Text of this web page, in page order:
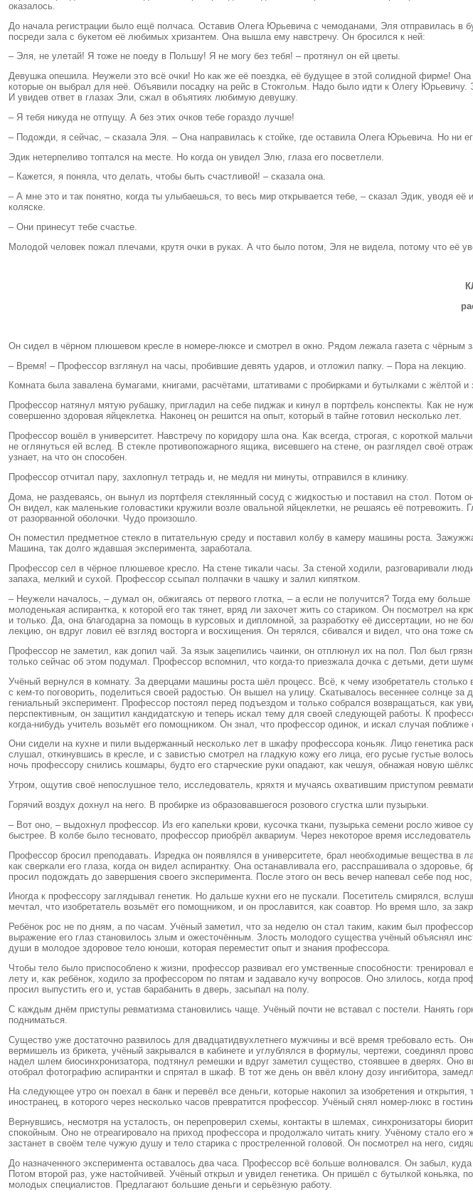
оказалось.
До начала регистрации было ещё полчаса. Оставив Олега Юрьевича с чемоданами, Эля отправилась в
посреди зала с букетом её любимых хризантем. Она вышла ему навстречу. Он бросился к ней:
– Эля, не улетай! Я тоже не поеду в Польшу! Я не могу без тебя! – протянул он ей цветы.
Девушка опешила. Неужели это всё очки! Но как же её поездка, её будущее в этой солидной фирме!
которые он выбрал для неё. Объявили посадку на рейс в Стокгольм. Надо было идти к Олегу
И увидев ответ в глазах Эли, сжал в объятиях любимую девушку.
– Я тебя никуда не отпущу. А без этих очков тебе гораздо лучше!
– Подожди, я сейчас, – сказала Эля. – Она направилась к стойке, где оставила Олега Юрьевича. Но ни
Эдик нетерпеливо топтался на месте. Но когда он увидел Элю, глаза его посветлели.
– Кажется, я поняла, что делать, чтобы быть счастливой! – сказала она.
– А мне это и так понятно, когда ты улыбаешься, то весь мир открывается тебе, – сказал Эдик, уводя
коляске.
– Они принесут тебе счастье.
Молодой человек пожал плечами, крутя очки в руках. А что было потом, Эля не видела, потому что её
Он сидел в чёрном плюшевом кресле в номере-люксе и смотрел в окно. Рядом лежала газета с чёрным
– Время! – Профессор взглянул на часы, пробившие девять ударов, и отложил папку. – Пора на лекцию.
Комната была завалена бумагами, книгами, расчётами, штативами с пробирками и бутылками с жёлтой и
Профессор натянул мятую рубашку, пригладил на себе пиджак и кинул в портфель конспекты. Как не
совершенно здоровая яйцеклетка. Наконец он решится на опыт, который в тайне готовил несколько лет.
Профессор вошёл в университет. Навстречу по коридору шла она. Как всегда, строгая, с короткой
не оглянуться ей вслед. В стекле противопожарного ящика, висевшего на стене, он разглядел своё
узнает, на что он способен.
Профессор отчитал пару, захлопнул тетрадь и, не медля ни минуты, отправился в клинику.
Дома, не раздеваясь, он вынул из портфеля стеклянный сосуд с жидкостью и поставил на стол. Потом
Он видел, как маленькие головастики кружили возле овальной яйцеклетки, не решаясь её
от разорванной оболочки. Чудо произошло.
Он поместил предметное стекло в питательную среду и поставил колбу в камеру машины роста.
Машина, так долго ждавшая эксперимента, заработала.
Профессор сел в чёрное плюшевое кресло. На стене тикали часы. За стеной ходили, разговаривали
запаха, мелкий и сухой. Профессор ссыпал полпачки в чашку и залил кипятком.
– Неужели началось, – думал он, обжигаясь от первого глотка, – а если не получится? Тогда ему
молоденькая аспирантка, к которой его так тянет, вряд ли захочет жить со стариком. Он посмотрел
и только. Да, она благодарна за помощь в курсовых и дипломной, за разработку её диссертации, но не
лекцию, он вдруг ловил её взгляд восторга и восхищения. Он терялся, сбивался и видел, что она тоже
Профессор не заметил, как допил чай. За язык зацепились чаинки, он отплюнул их на пол. Пол был
только сейчас об этом подумал. Профессор вспомнил, что когда-то приезжала дочка с детьми, дети
Учёный вернулся в комнату. За дверцами машины роста шёл процесс. Всё, к чему изобретатель
с кем-то поговорить, поделиться своей радостью. Он вышел на улицу. Скатывалось весеннее солнце
гениальный эксперимент. Профессор постоял перед подъездом и только собрался возвращаться, как
перспективным, он защитил кандидатскую и теперь искал тему для своей следующей работы. К
когда-нибудь учитель возьмёт его помощником. Он знал, что профессор одинок, и искал случая поближе
Они сидели на кухне и пили выдержанный несколько лет в шкафу профессора коньяк. Лицо генетика
слушал, откинувшись в кресле, и с завистью смотрел на гладкую кожу его лица, его русые густые
ночь профессору снились кошмары, будто его старческие руки опадают, как чешуя, обнажая новую
Утром, ощутив своё непослушное тело, исследователь, кряхтя и мучаясь охватившим приступом
Горячий воздух дохнул на него. В пробирке из образовавшегося розового сгустка шли пузырьки.
– Вот оно, – выдохнул профессор. Из его капельки крови, кусочка ткани, пузырька семени росло
быстрее. В колбе было тесновато, профессор приобрёл аквариум. Через некоторое время
Профессор бросил преподавать. Изредка он появлялся в университете, брал необходимые вещества
как сверкали его глаза, когда он видел аспирантку. Она останавливала его, расспрашивала о
просил подождать до завершения своего эксперимента. После этого он весь вечер напевал себе под
Иногда к профессору заглядывал генетик. Но дальше кухни его не пускали. Посетитель смирялся,
мечтал, что изобретатель возьмёт его помощником, и он прославится, как соавтор. Но время шло, за
Ребёнок рос не по дням, а по часам. Учёный заметил, что за неделю он стал таким, каким был
выражение его глаз становилось злым и ожесточённым. Злость молодого существа учёный объяснял
души в молодое здоровое тело юноши, которая переместит опыт и знания профессора.
Чтобы тело было приспособлено к жизни, профессор развивал его умственные способности:
лету и, как ребёнок, ходило за профессором по пятам и задавало кучу вопросов. Оно злилось, когда
просил выпустить его и, устав барабанить в дверь, засыпал на полу.
С каждым днём приступы ревматизма становились чаще. Учёный почти не вставал с постели. Нанять
подниматься.
Существо уже достаточно развилось для двадцатидвухлетнего мужчины и всё время требовало есть.
вермишель из брикета, учёный закрывался в кабинете и углублялся в формулы, чертежи, соединял
надел шлем биосинхронизатора, подтянул ремешки и вдруг заметил существо, стоявшее в дверях.
отобрал фотографию аспирантки и спрятал в шкаф. В тот же день он ввёл клону дозу ингибитора,
На следующее утро он поехал в банк и перевёл все деньги, которые накопил за изобретения и
иностранец, в которого через несколько часов превратится профессор. Учёный снял номер-люкс в
Вернувшись, несмотря на усталость, он перепроверил схемы, контакты в шлемах, синхронизаторы
спокойным. Оно не отреагировало на приход профессора и продолжало читать книгу. Учёному стало
застанет в своём теле чужую душу и тело старика с простреленной головой. Он посмотрел на него,
До назначенного эксперимента оставалось два часа. Профессор всё больше волновался. Он забыл,
Потом второй раз, уже настойчивей. Учёный открыл и увидел генетика. Он пришёл с бутылкой
молодых специалистов. Предлагают большие деньги и серьёзную работу.